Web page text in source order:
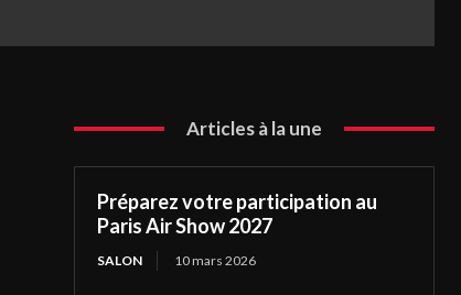
Articles à la une
Préparez votre participation au
Paris Air Show 2027
SALON 10 mars 2026